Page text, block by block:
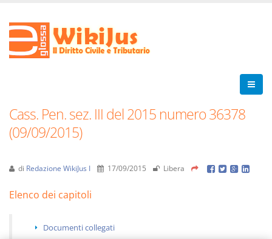
Cass. Pen. sez. III del 2015 numero 36378
(09/09/2015)
di Redazione WikiJus I 17/09/2015 Libera
Elenco dei capitoli
Documenti collegati